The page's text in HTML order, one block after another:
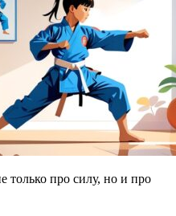
только про силу, но и про